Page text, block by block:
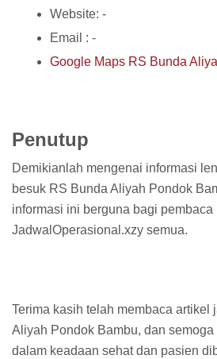
Website: -
Email : -
Google Maps RS Bunda
Penutup
Demikianlah mengenai informasi
besuk RS Bunda Aliyah Pondok
informasi ini berguna bagi pembaca
JadwalOperasional.xzy semua.
Terima kasih telah membaca artikel
Aliyah Pondok Bambu, dan
dalam keadaan sehat dan pasien